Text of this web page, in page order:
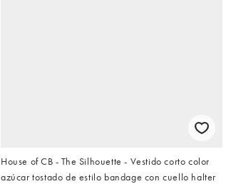
House of CB - The Silhouette - Vestido corto color
azúcar tostado de estilo bandage con cuello halter